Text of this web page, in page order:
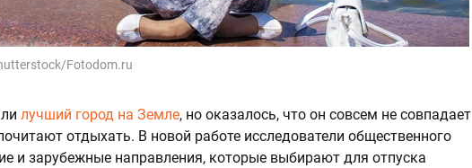
Fotodom.ru
лучший город на Земле, но оказалось, что он совсем не совпадает
отдыхать. В новой работе исследователи общественного
и зарубежные направления, которые выбирают для отпуска